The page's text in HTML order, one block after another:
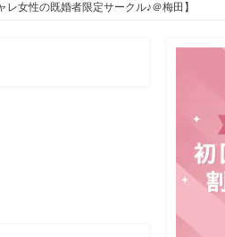
女性の既婚者限定サークル♪＠梅田】